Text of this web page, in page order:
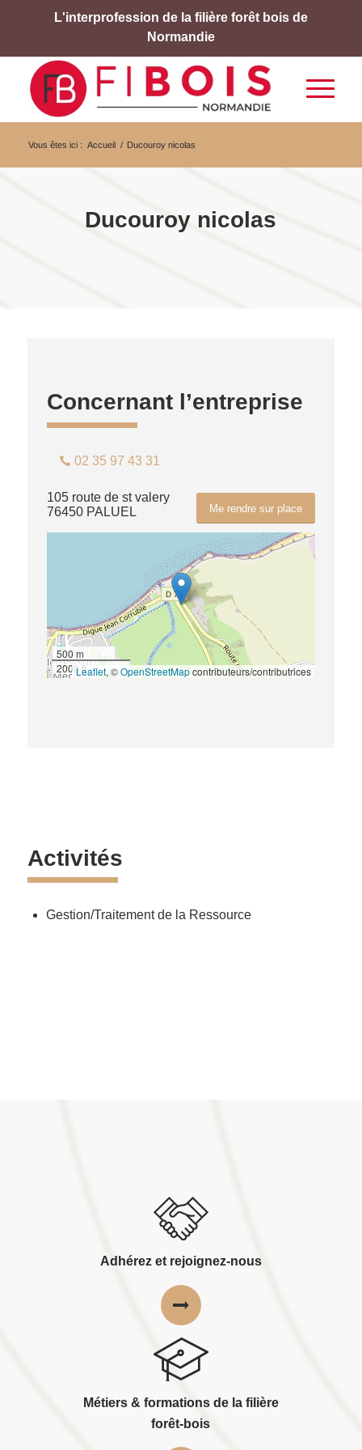
L'interprofession de la filière forêt bois de
Normandie
Vous êtes ici : Accueil / Ducouroy nicolas
Ducouroy nicolas
Concernant l’entreprise
02 35 97 43 31
Me rendre sur place
105 route de st valery
76450 PALUEL
500 m
2000 ftLeaflet, ©OpenStreetMapcontributeurs/contributrices
Activités
Gestion/Traitement de la Ressource
Adhérez et rejoignez-nous
Métiers & formations de la filière
forêt-bois